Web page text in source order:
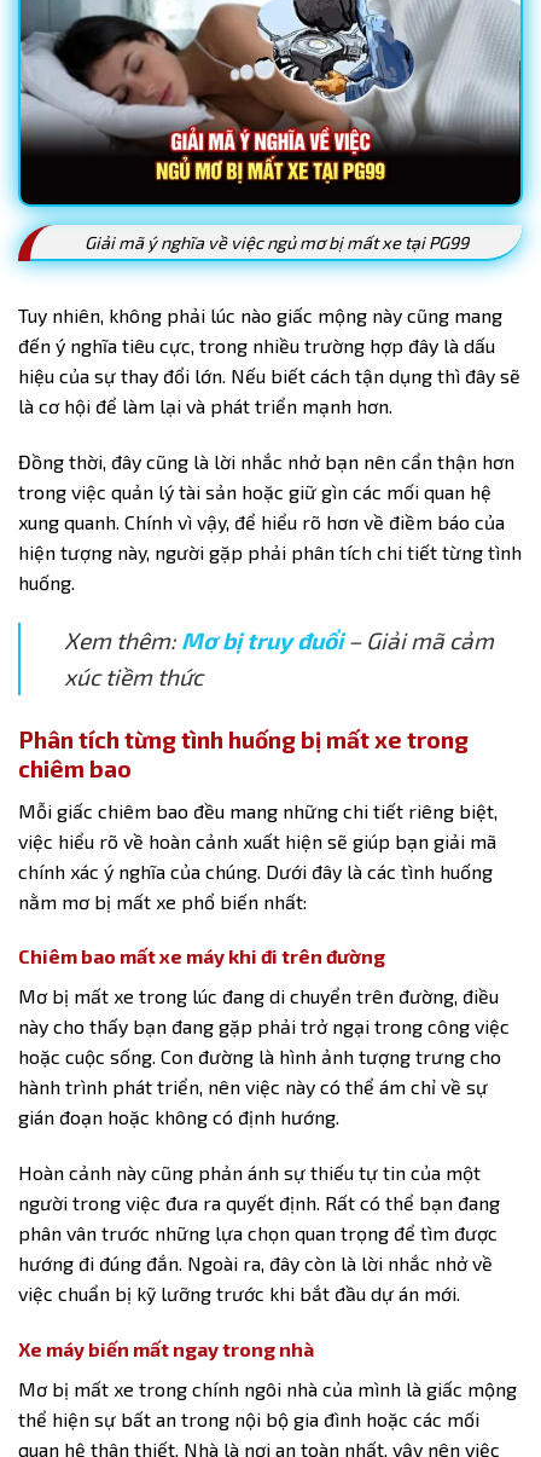
Giải mã ý nghĩa về việc ngủ mơ bị mất xe tại PG99
Tuy nhiên, không phải lúc nào giấc mộng này cũng mang
đến ý nghĩa tiêu cực, trong nhiều trường hợp đây là dấu
hiệu của sự thay đổi lớn. Nếu biết cách tận dụng thì đây sẽ
là cơ hội để làm lại và phát triển mạnh hơn.
Đồng thời, đây cũng là lời nhắc nhở bạn nên cẩn thận hơn
trong việc quản lý tài sản hoặc giữ gìn các mối quan hệ
xung quanh. Chính vì vậy, để hiểu rõ hơn về điềm báo của
hiện tượng này, người gặp phải phân tích chi tiết từng tình
huống.
Xem thêm: Mơ bị truy đuổi– Giải mã cảm
xúc tiềm thức
Phân tích từng tình huống bị mất xe trong
chiêm bao
Mỗi giấc chiêm bao đều mang những chi tiết riêng biệt,
việc hiểu rõ về hoàn cảnh xuất hiện sẽ giúp bạn giải mã
chính xác ý nghĩa của chúng. Dưới đây là các tình huống
nằm mơ bị mất xe phổ biến nhất:
Chiêm bao mất xe máy khi đi trên đường
Mơ bị mất xe trong lúc đang di chuyển trên đường, điều
này cho thấy bạn đang gặp phải trở ngại trong công việc
hoặc cuộc sống. Con đường là hình ảnh tượng trưng cho
hành trình phát triển, nên việc này có thể ám chỉ về sự
gián đoạn hoặc không có định hướng.
Hoàn cảnh này cũng phản ánh sự thiếu tự tin của một
người trong việc đưa ra quyết định. Rất có thể bạn đang
phân vân trước những lựa chọn quan trọng để tìm được
hướng đi đúng đắn. Ngoài ra, đây còn là lời nhắc nhở về
việc chuẩn bị kỹ lưỡng trước khi bắt đầu dự án mới.
Xe máy biến mất ngay trong nhà
Mơ bị mất xe trong chính ngôi nhà của mình là giấc mộng
thể hiện sự bất an trong nội bộ gia đình hoặc các mối
quan hệ thân thiết. Nhà là nơi an toàn nhất, vậy nên việc